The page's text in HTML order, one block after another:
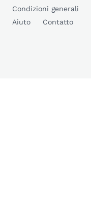
Condizioni generali
Aiuto
Contatto